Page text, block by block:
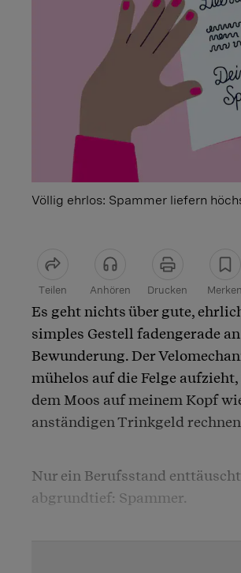
Völlig ehrlos: Spammer liefern
Teilen Anhören Drucken Merken
Artikel teilen
Es geht nichts über gute,
simples Gestell fadengerade
Bewunderung. Der
mühelos auf die Felge
dem Moos auf meinem Kopf
anständigen Trinkgeld
Nur ein Berufsstand
abgrundtief: Spammer.